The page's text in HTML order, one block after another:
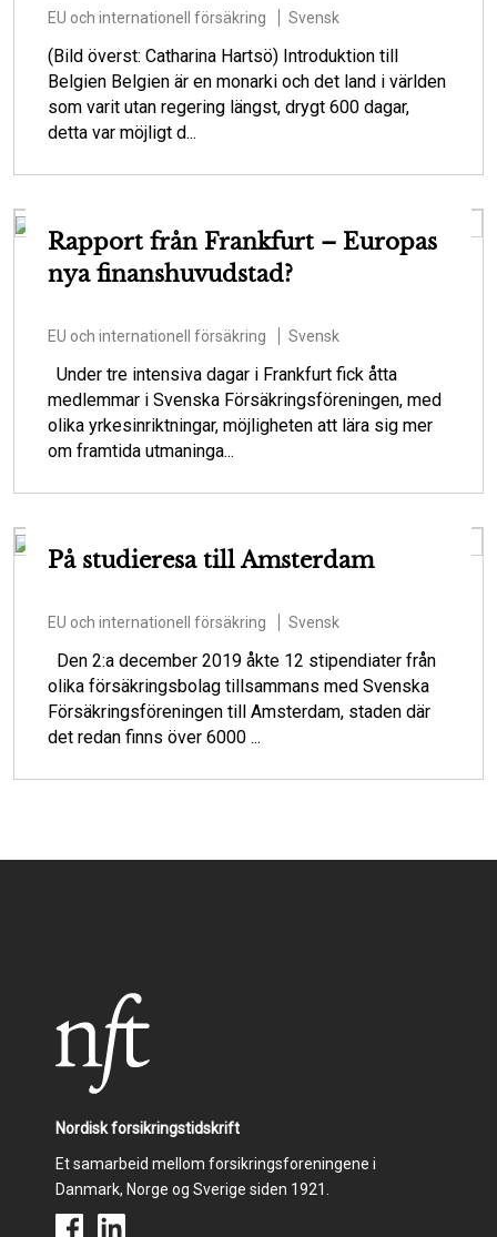
EU och internationell försäkring Svensk
(Bild överst: Catharina Hartsö) Introduktion till
Belgien Belgien är en monarki och det land i världen
som varit utan regering längst, drygt 600 dagar,
detta var möjligt d...
Rapport från Frankfurt – Europas
nya finanshuvudstad?
EU och internationell försäkring Svensk
Under tre intensiva dagar i Frankfurt fick åtta
medlemmar i Svenska Försäkringsföreningen, med
olika yrkesinriktningar, möjligheten att lära sig mer
om framtida utmaninga...
På studieresa till Amsterdam
EU och internationell försäkring Svensk
Den 2:a december 2019 åkte 12 stipendiater från
olika försäkringsbolag tillsammans med Svenska
Försäkringsföreningen till Amsterdam, staden där
det redan finns över 6000 ...
Nordisk forsikringstidskrift
Et samarbeid mellom forsikringsforeningene i
Danmark, Norge og Sverige siden 1921.